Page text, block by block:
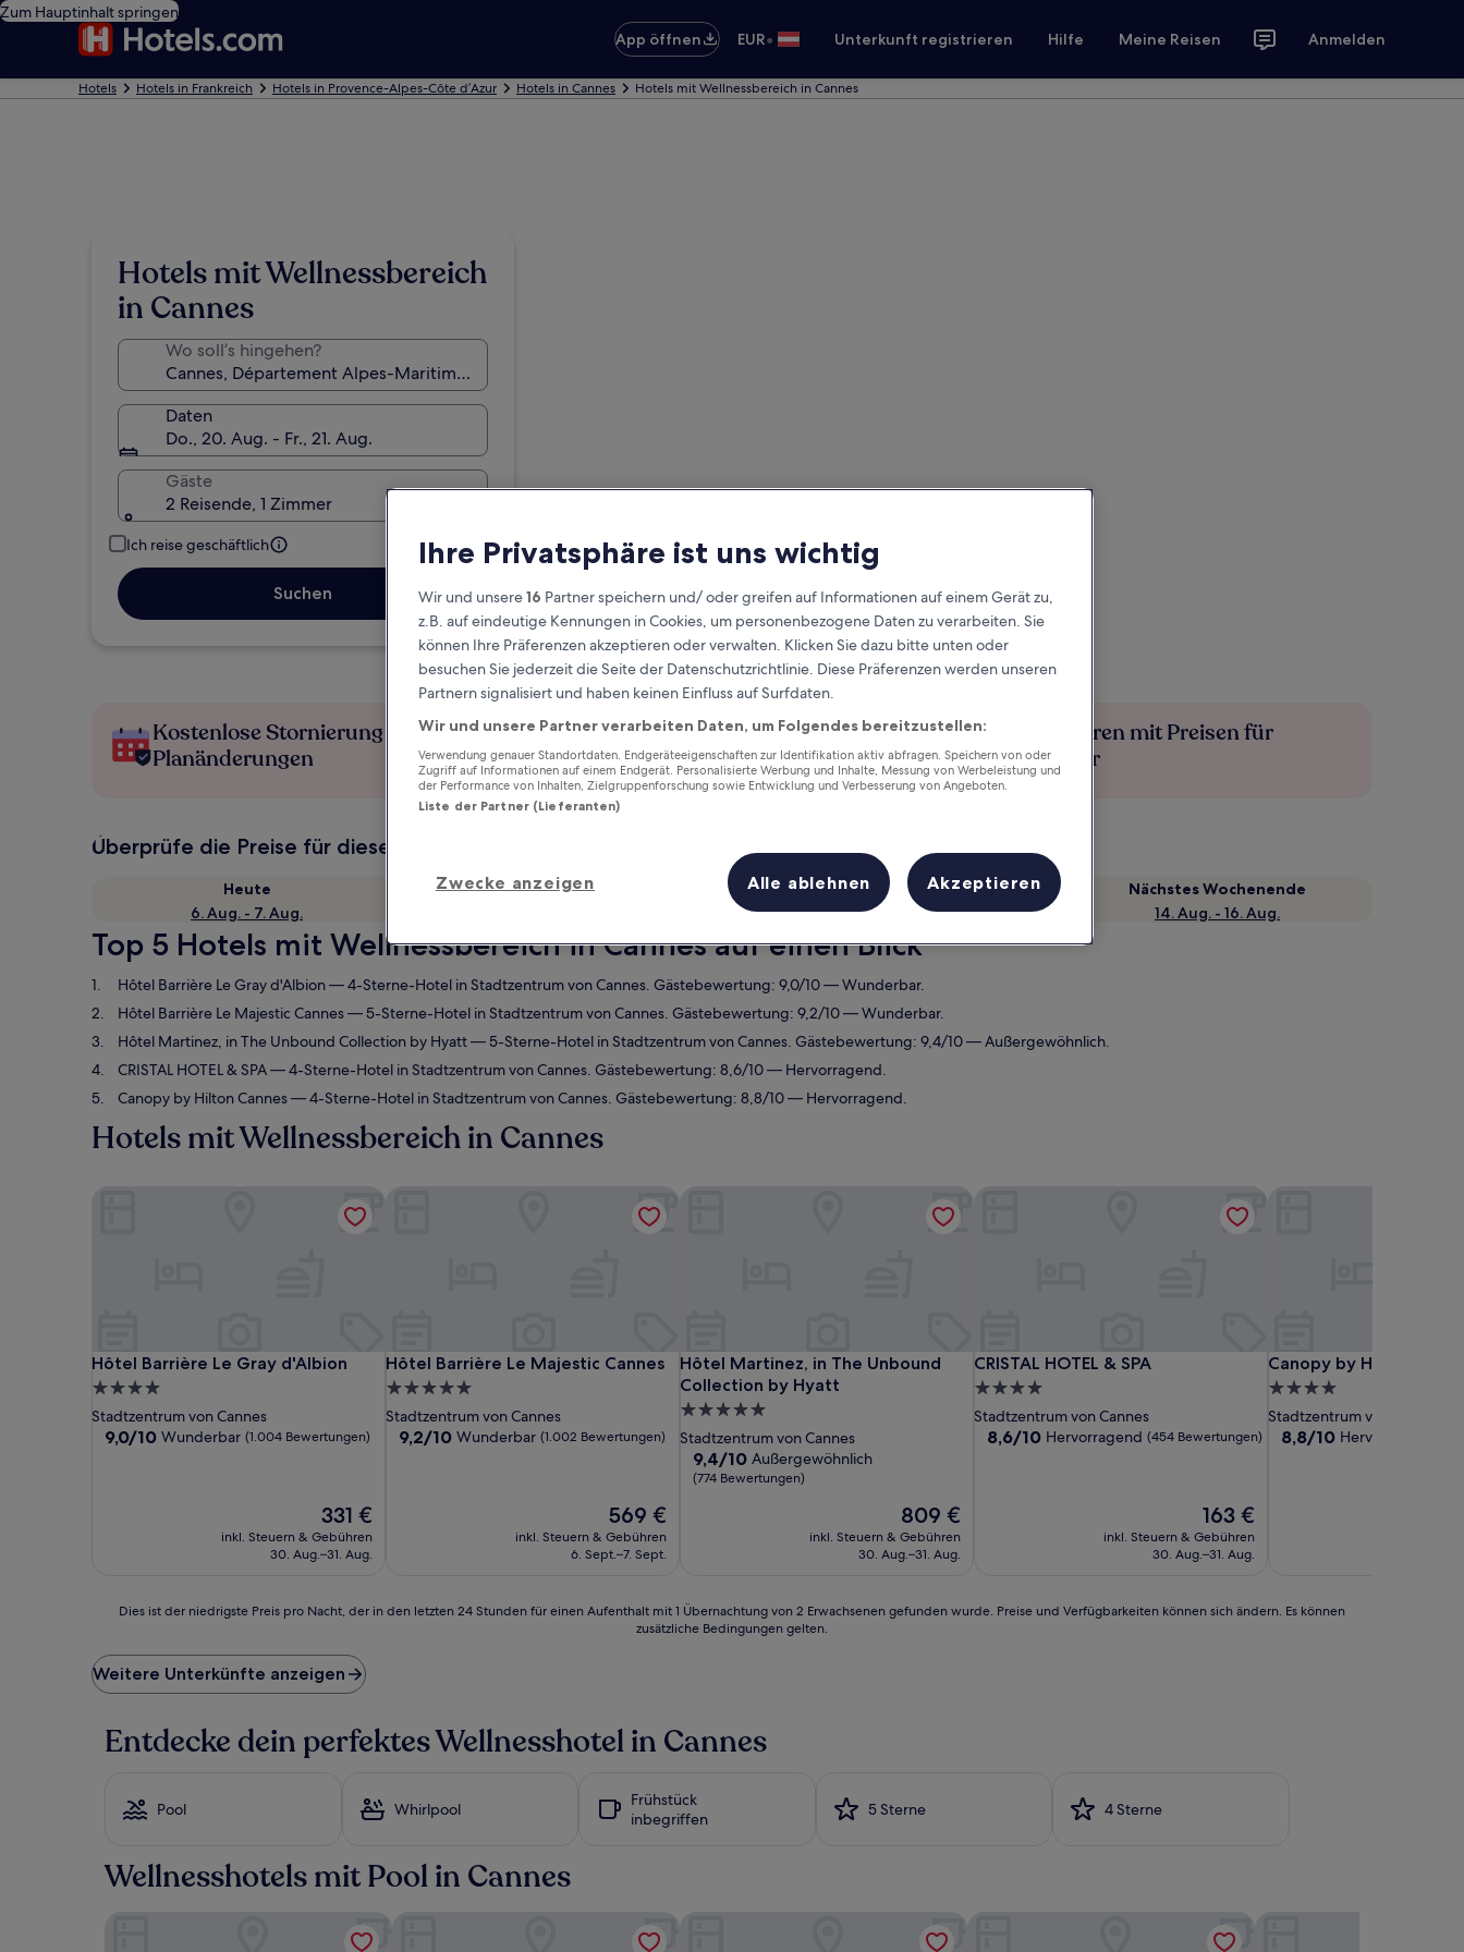
Zum Hauptinhalt springen
App öffnen
EUR• Unterkunft registrieren Hilfe Meine Reisen Anmelden
Hotels Hotels in Frankreich Hotels in Provence-Alpes-Côte d’Azur Hotels in Cannes Hotels mit Wellnessbereich in Cannes
Hotels mit Wellnessbereich
in Cannes
Wo soll’s hingehen?
Daten
Do., 20. Aug. - Fr., 21. Aug.
Gäste
2 Reisende, 1 Zimmer
Ich reise geschäftlich
Suchen
Kostenlose Stornierung bei
Planänderungen
Verdiene Prämien für jede
wahrgenommene Übernachtung
Mehr sparen mit Preisen für
Mitglieder
Überprüfe die Preise für diese Daten
Heute
6. Aug. - 7. Aug.
Morgen
Dieses Wochenende
7. Aug. - 9. Aug.
Nächstes Wochenende
14. Aug. - 16. Aug.
Top 5 Hotels mit Wellnessbereich in Cannes auf einen Blick
Hôtel Barrière Le Gray d'Albion— 4-Sterne-Hotel in Stadtzentrum von Cannes. Gästebewertung: 9,0/10 — Wunderbar.
Hôtel Barrière Le Majestic Cannes— 5-Sterne-Hotel in Stadtzentrum von Cannes. Gästebewertung: 9,2/10 — Wunderbar.
Hôtel Martinez, in The Unbound Collection by Hyatt— 5-Sterne-Hotel in Stadtzentrum von Cannes. Gästebewertung: 9,4/10 — Außergewöhnlich.
CRISTAL HOTEL & SPA— 4-Sterne-Hotel in Stadtzentrum von Cannes. Gästebewertung: 8,6/10 — Hervorragend.
Canopy by Hilton Cannes— 4-Sterne-Hotel in Stadtzentrum von Cannes. Gästebewertung: 8,8/10 — Hervorragend.
Hotels mit Wellnessbereich in Cannes
Hôtel Barrière Le Gray d'Albion
Hôtel Barrière Le Gray d'Albion
4.0-
Sterne-
Unterkunft
Stadtzentrum von Cannes
9.0
9,0/10 Wunderbar (1.004 Bewertungen)
Der
Preis
beträgt
331 €
inkl. Steuern & Gebühren
30. Aug.–31. Aug.
Hôtel Barrière Le Majestic Cannes
Hôtel Barrière Le Majestic Cannes
5.0-
Sterne-
Unterkunft
Stadtzentrum von Cannes
9.2
9,2/10 Wunderbar (1.002 Bewertungen)
Der
Preis
beträgt
569 €
inkl. Steuern & Gebühren
6. Sept.–7. Sept.
Hôtel Barrière Le Majestic Cannes
Hôtel Martinez, in The Unbound
Collection by Hyatt
Hôtel Martinez, in The Unbound Collection by Hyatt
5.0-
Sterne-
Unterkunft
Stadtzentrum von Cannes
9.4
von
9,4/10 Außergewöhnlich
(774 Bewertungen)
Der
Preis
beträgt
809 €
inkl. Steuern & Gebühren
30. Aug.–31. Aug.
Hôtel Martinez, in The Unbound Collection by Hyatt
CRISTAL HOTEL & SPA
CRISTAL HOTEL & SPA
4.0-
Sterne-
Unterkunft
Stadtzentrum von Cannes
8.6
8,6/10 Hervorragend (454 Bewertungen)
Der
Preis
beträgt
163 €
inkl. Steuern & Gebühren
30. Aug.–31. Aug.
Canopy by Hilton
Canopy by Hilton
4.0-
Sterne-
Unterkunft
Stadtzentrum von Cannes
8.8
8,8/10 Hervorragend
der
niedrigste
Preis
Nacht,
der
letzten
24 Stunden
einen
Aufenthalt
Dies ist der niedrigste Preis pro Nacht, der in den letzten 24 Stunden für einen Aufenthalt mit 1 Übernachtung von 2 Erwachsenen gefunden wurde. Preise und Verfügbarkeiten können sich ändern. Es können
zusätzliche Bedingungen gelten.
Weitere Unterkünfte anzeigen
Entdecke dein perfektes Wellnesshotel in Cannes
Pool Whirlpool
Frühstück
inbegriffen
5 Sterne 4 Sterne
Wellnesshotels mit Pool in Cannes
Hôtel Barrière Le Majestic Cannes
Ihre Privatsphäre ist uns wichtig
Wir und unsere16 Partner speichern und/ oder greifen auf Informationen auf einem Gerät zu,
z.B. auf eindeutige Kennungen in Cookies, um personenbezogene Daten zu verarbeiten. Sie
können Ihre Präferenzen akzeptieren oder verwalten. Klicken Sie dazu bitte unten oder
besuchen Sie jederzeit die Seite der Datenschutzrichtlinie. Diese Präferenzen werden unseren
Partnern signalisiert und haben keinen Einfluss auf Surfdaten.
Wir und unsere Partner verarbeiten Daten, um Folgendes bereitzustellen:
Verwendung genauer Standortdaten. Endgeräteeigenschaften zur Identifikation aktiv abfragen. Speichern von oder
Zugriff auf Informationen auf einem Endgerät. Personalisierte Werbung und Inhalte, Messung von Werbeleistung und
der Performance von Inhalten, Zielgruppenforschung sowie Entwicklung und Verbesserung von Angeboten.
Liste der Partner (Lieferanten)
Zwecke anzeigen Alle ablehnen Akzeptieren